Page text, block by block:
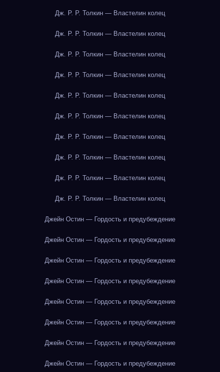
Дж. Р. Р. Толкин — Властелин колец
Дж. Р. Р. Толкин — Властелин колец
Дж. Р. Р. Толкин — Властелин колец
Дж. Р. Р. Толкин — Властелин колец
Дж. Р. Р. Толкин — Властелин колец
Дж. Р. Р. Толкин — Властелин колец
Дж. Р. Р. Толкин — Властелин колец
Дж. Р. Р. Толкин — Властелин колец
Дж. Р. Р. Толкин — Властелин колец
Дж. Р. Р. Толкин — Властелин колец
Джейн Остин — Гордость и предубеждение
Джейн Остин — Гордость и предубеждение
Джейн Остин — Гордость и предубеждение
Джейн Остин — Гордость и предубеждение
Джейн Остин — Гордость и предубеждение
Джейн Остин — Гордость и предубеждение
Джейн Остин — Гордость и предубеждение
Джейн Остин — Гордость и предубеждение